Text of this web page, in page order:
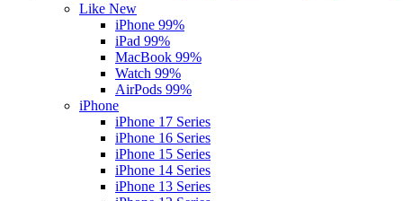
Like New
iPhone 99%
iPad 99%
MacBook 99%
Watch 99%
AirPods 99%
iPhone
iPhone 17 Series
iPhone 16 Series
iPhone 15 Series
iPhone 14 Series
iPhone 13 Series